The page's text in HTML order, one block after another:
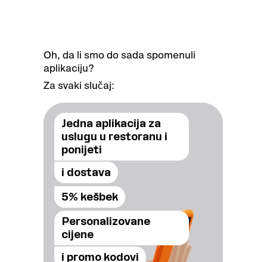
Oh, da li smo do sada spomenuli
aplikaciju?
Za svaki slučaj:
Jedna aplikacija za
uslugu u restoranu i
ponijeti
i dostava
5% kešbek
Personalizovane
cijene
i promo kodovi